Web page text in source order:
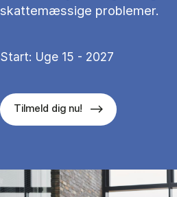
skattemæssige problemer.
Start: Uge 15 - 2027
Tilmeld dig nu!